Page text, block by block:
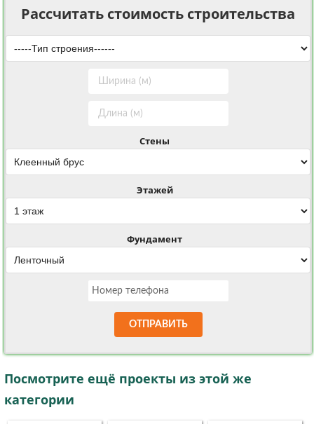
Рассчитать стоимость строительства
Стены
Этажей
Фундамент
ОТПРАВИТЬ
Посмотрите ещё проекты из этой же
категории